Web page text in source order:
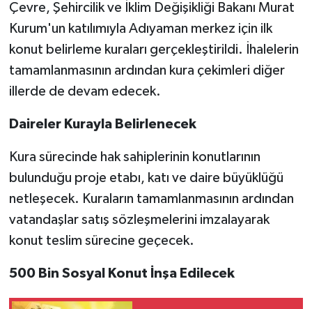
Çevre, Şehircilik ve İklim Değişikliği Bakanı Murat
Kurum'un katılımıyla Adıyaman merkez için ilk
konut belirleme kuraları gerçekleştirildi. İhalelerin
tamamlanmasının ardından kura çekimleri diğer
illerde de devam edecek.
Daireler Kurayla Belirlenecek
Kura sürecinde hak sahiplerinin konutlarının
bulunduğu proje etabı, katı ve daire büyüklüğü
netleşecek. Kuraların tamamlanmasının ardından
vatandaşlar satış sözleşmelerini imzalayarak
konut teslim sürecine geçecek.
500 Bin Sosyal Konut İnşa Edilecek